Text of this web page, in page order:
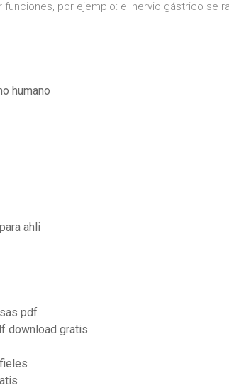
por ejemplo: el nervio gástrico se
humano
ahli
pdf
download gratis